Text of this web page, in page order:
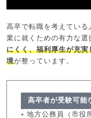
高卒で転職を考えてい
業に就くための有力な選
にくく、福利厚生が充
境が整っています。
高卒者が受験可能
地方公務員（市役